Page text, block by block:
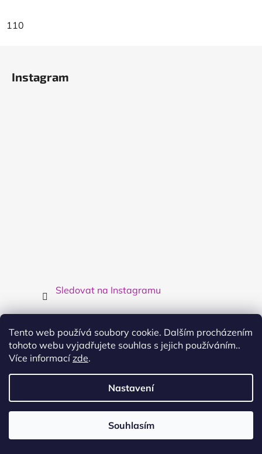
Tento web používá soubory cookie. Dalším procházením
tohoto webu vyjadřujete souhlas s jejich používáním..
Více informacízde.
Nastavení
Souhlasím
110
Instagram
Sledovat na Instagramu
Facebook
cool4kids.cz